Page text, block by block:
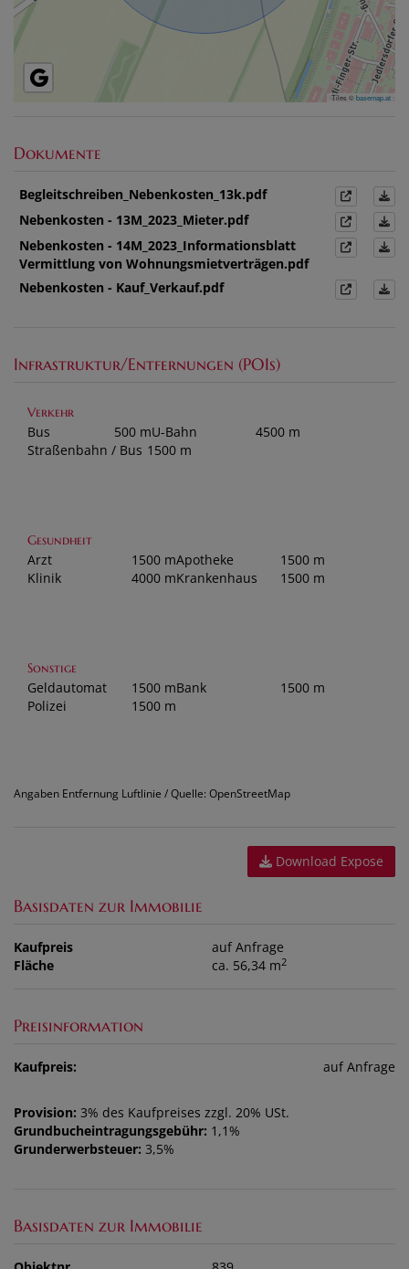
Tiles ©basemap.at
Dokumente
Begleitschreiben_Nebenkosten_13k.pdf
Nebenkosten - 13M_2023_Mieter.pdf
Nebenkosten - 14M_2023_Informationsblatt
Vermittlung von Wohnungsmietverträgen.pdf
Nebenkosten - Kauf_Verkauf.pdf
Infrastruktur/Entfernungen (POIs)
Verkehr
Bus 500 mU-Bahn
4500 m
Straßenbahn / Bus 1500 m
Gesundheit
Arzt 1500 mApotheke
1500 m
Klinik
4000 mKrankenhaus 1500 m
Sonstige
Geldautomat 1500 mBank
1500 m
Polizei
1500 m
Angaben Entfernung Luftlinie / Quelle: OpenStreetMap
Download Expose
Basisdaten zur Immobilie
Kaufpreis
auf Anfrage
Fläche
ca. 56,34 m2
Preisinformation
Kaufpreis: auf Anfrage
Provision: 3% des Kaufpreises zzgl. 20% USt.
Grundbucheintragungsgebühr: 1,1%
Grunderwerbsteuer: 3,5%
Basisdaten zur Immobilie